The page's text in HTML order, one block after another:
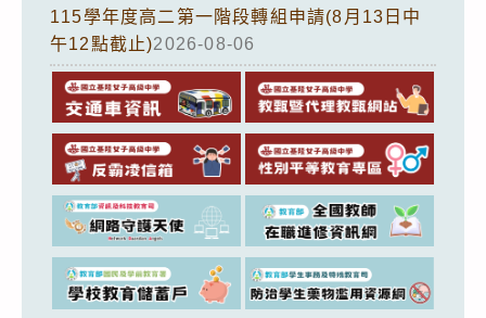
115學年度高二第一階段轉組申請(8月13日中
午12點截止)2026-08-06